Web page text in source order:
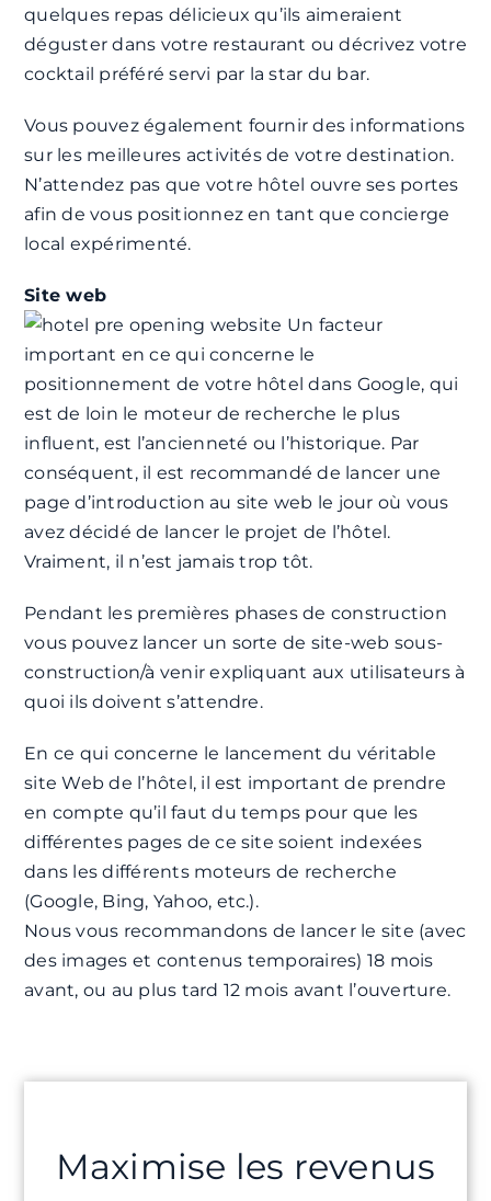
quelques repas délicieux qu’ils aimeraient
déguster dans votre restaurant ou décrivez votre
cocktail préféré servi par la star du bar.
Vous pouvez également fournir des informations
sur les meilleures activités de votre destination.
N’attendez pas que votre hôtel ouvre ses portes
afin de vous positionnez en tant que concierge
local expérimenté.
Site web
Un facteur
important en ce qui concerne le
positionnement de votre hôtel dans Google, qui
est de loin le moteur de recherche le plus
influent, est l’ancienneté ou l’historique. Par
conséquent, il est recommandé de lancer une
page d’introduction au site web le jour où vous
avez décidé de lancer le projet de l’hôtel.
Vraiment, il n’est jamais trop tôt.
Pendant les premières phases de construction
vous pouvez lancer un sorte de site-web sous-
construction/à venir expliquant aux utilisateurs à
quoi ils doivent s’attendre.
En ce qui concerne le lancement du véritable
site Web de l’hôtel, il est important de prendre
en compte qu’il faut du temps pour que les
différentes pages de ce site soient indexées
dans les différents moteurs de recherche
(Google, Bing, Yahoo, etc.).
Nous vous recommandons de lancer le site (avec
des images et contenus temporaires) 18 mois
avant, ou au plus tard 12 mois avant l’ouverture.
Maximise les revenus